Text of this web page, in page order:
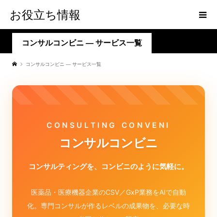
お役立ち情報
コンサルコンビニ — サービス一覧
コンサルコンビニ — サービス一覧
CONSULTING CONVENI
コンサルコンビニ
コンサルティングを、コンビニのように気軽に。
医薬品・医療機器企業のCSV／GxP業務をAIで自動
化。専門コンサルが作るレベルの成果物を、必要な時